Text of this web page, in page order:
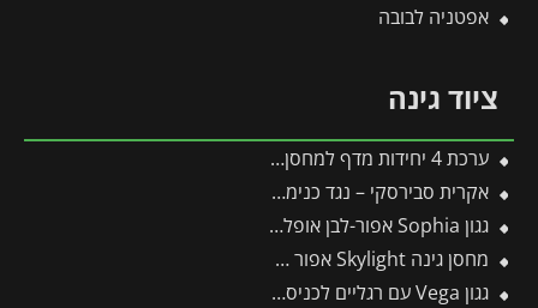
אפטניה לבובה
ציוד גינה
ערכת 4 יחידות מדף למחסן Yukon מבית פלרם – Canopia
אקרית סבירסקי – נגד כנימת עש הטבק, תריפס
גגון Sophia אפור-לבן אופל 1X1.6 עיצוב מודרני מבית פלרם – Canopia
מחסן גינה Skylight אפור 1.9X2.3 מבית פלרם – קנופיה
גגון Vega עם רגליים לכניסה ולמרפסת אפור 2X2 מבית פלרם – Canopia